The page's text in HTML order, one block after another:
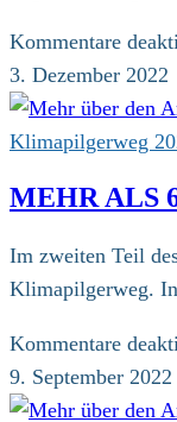
Kommentare
3. Dezember 2022
Klimapilgerweg
MEHR ALS
Im zweiten Teil
Klimapilgerweg.
Kommentare
9. September 2022